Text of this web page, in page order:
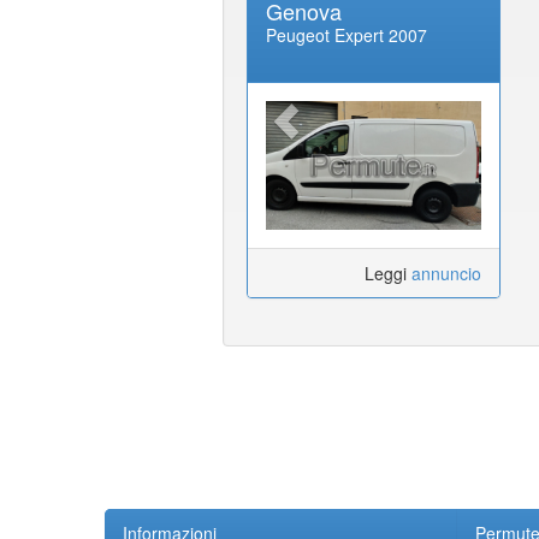
Genova
Peugeot Expert 2007
Leggi annuncio
Informazioni